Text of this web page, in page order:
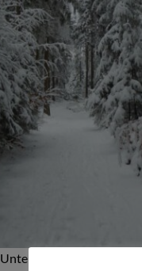
Unterwegs durch den Wald